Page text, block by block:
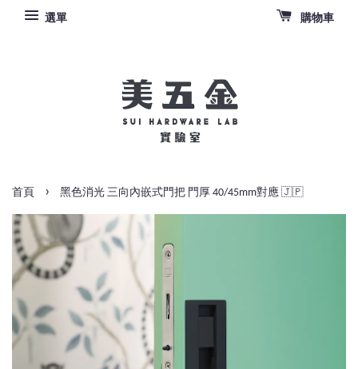
選單 購物車
首頁 › 黑色消光 三向內嵌式門把 門厚 40/45mm對應 🇯🇵